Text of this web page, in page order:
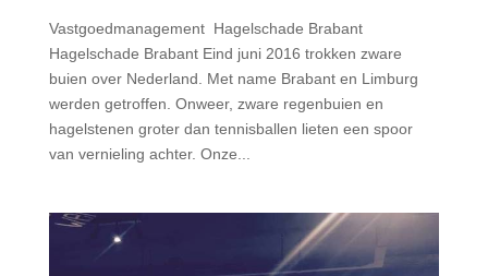
Vastgoedmanagement Hagelschade Brabant
Hagelschade Brabant Eind juni 2016 trokken zware
buien over Nederland. Met name Brabant en Limburg
werden getroffen. Onweer, zware regenbuien en
hagelstenen groter dan tennisballen lieten een spoor
van vernieling achter. Onze...